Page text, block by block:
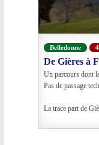
Belledonne
De Gières à
Un parcours dont
Pas de passage
La trace part de